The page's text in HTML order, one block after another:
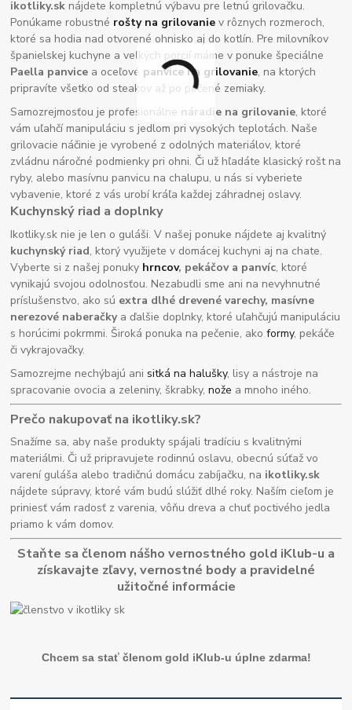
ikotliky.sk nájdete kompletnú výbavu pre letnú grilovačku.
Ponúkame robustné rošty na grilovanie v rôznych rozmeroch,
ktoré sa hodia nad otvorené ohnisko aj do kotlín. Pre milovníkov
španielskej kuchyne a veľkých porcií máme v ponuke špeciálne
Paella panvice a oceľové panvice na grilovanie, na ktorých
pripravíte všetko od steakov až po pečené zemiaky.
Samozrejmosťou je profesionálne náradie na grilovanie, ktoré
vám uľahčí manipuláciu s jedlom pri vysokých teplotách. Naše
grilovacie náčinie je vyrobené z odolných materiálov, ktoré
zvládnu náročné podmienky pri ohni. Či už hľadáte klasický rošt na
ryby, alebo masívnu panvicu na chalupu, u nás si vyberiete
vybavenie, ktoré z vás urobí kráľa každej záhradnej oslavy.
Kuchynský riad a doplnky
Ikotliky.sk nie je len o guláši. V našej ponuke nájdete aj kvalitný
kuchynský riad, ktorý využijete v domácej kuchyni aj na chate.
Vyberte si z našej ponuky hrncov, pekáčov a panvíc, ktoré
vynikajú svojou odolnosťou. Nezabudli sme ani na nevyhnutné
príslušenstvo, ako sú extra dlhé drevené varechy, masívne
nerezové naberačkya ďalšie doplnky, ktoré uľahčujú manipuláciu
s horúcimi pokrmmi. Široká ponuka na pečenie, akoformy, pekáče
či vykrajovačky.
Samozrejme nechýbajú anisitká na halušky, lisy a nástroje na
spracovanie ovocia a zeleniny, škrabky,nože a mnoho iného.
Prečo nakupovať na ikotliky.sk?
Snažíme sa, aby naše produkty spájali tradíciu s kvalitnými
materiálmi. Či už pripravujete rodinnú oslavu, obecnú súťaž vo
varení guláša alebo tradičnú domácu zabíjačku, na ikotliky.sk
nájdete súpravy, ktoré vám budú slúžiť dlhé roky. Naším cieľom je
priniesť vám radosť z varenia, vôňu dreva a chuť poctivého jedla
priamo k vám domov.
Staňte sa členom nášho vernostného gold iKlub-u a
získavajte zľavy, vernostné body a pravidelné
užitočné informácie
Chcem sa stať členom gold iKlub-u úplne zdarma!